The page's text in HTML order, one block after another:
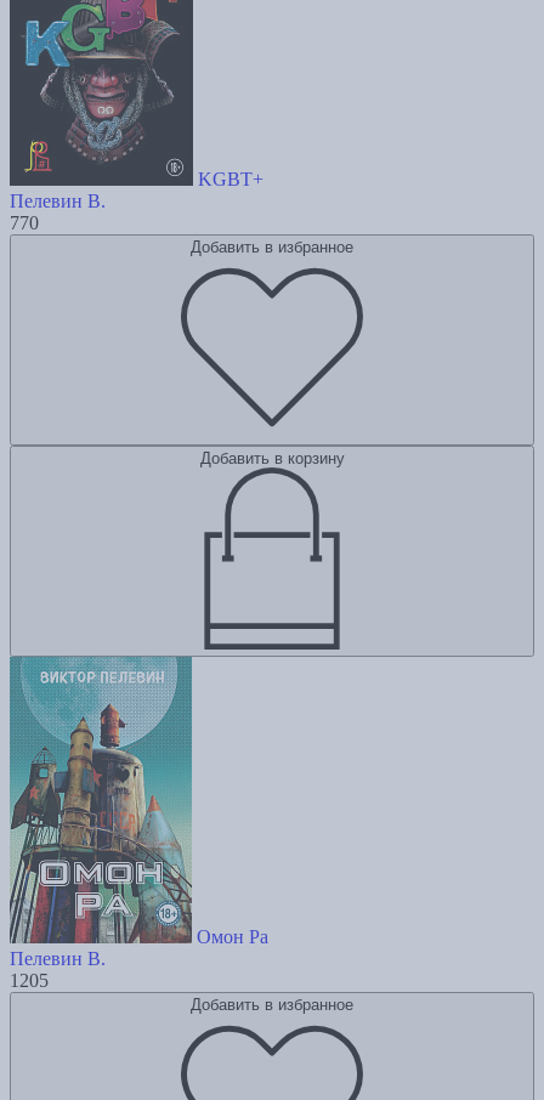
KGBT+
Пелевин В.
770
Добавить в избранное
Добавить в корзину
Омон Ра
Пелевин В.
1205
Добавить в избранное